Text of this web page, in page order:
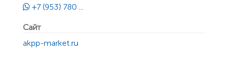
+7 (953) 780 ...
Сайт
akpp-market.ru